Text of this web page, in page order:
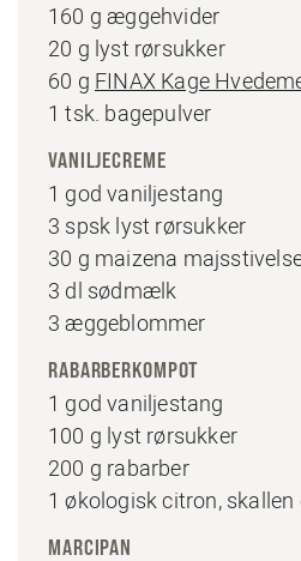
160 g æggehvider
20 g lyst rørsukker
60 g FINAX Kage
1 tsk. bagepulver
VANILJECREME
1 god vaniljestang
3 spsk lyst rørsukker
30 g maizena
3 dl sødmælk
3 æggeblommer
RABARBERKOMPOT
1 god vaniljestang
100 g lyst rørsukker
200 g rabarber
1 økologisk citron,
MARCIPAN